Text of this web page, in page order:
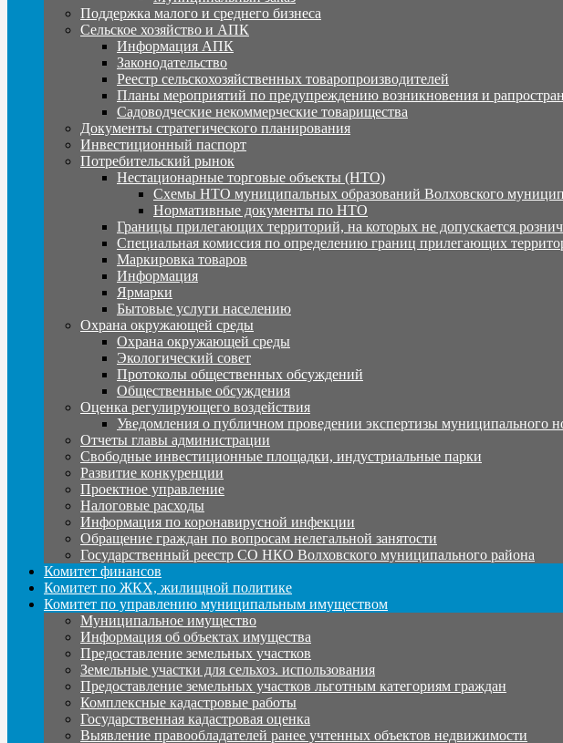
Поддержка малого и среднего бизнеса
Сельское хозяйство и АПК
Информация АПК
Законодательство
Реестр сельскохозяйственных товаропроизводителей
Планы мероприятий по предупреждению возникновения и
Садоводческие некоммерческие товарищества
Документы стратегического планирования
Инвестиционный паспорт
Потребительский рынок
Нестационарные торговые объекты (НТО)
Схемы НТО муниципальных образований Волховского
Нормативные документы по НТО
Границы прилегающих территорий, на которых не допускается
Специальная комиссия по определению границ прилегающих
Маркировка товаров
Информация
Ярмарки
Бытовые услуги населению
Охрана окружающей среды
Охрана окружающей среды
Экологический совет
Протоколы общественных обсуждений
Общественные обсуждения
Оценка регулирующего воздействия
Уведомления о публичном проведении экспертизы муниципального
Отчеты главы администрации
Свободные инвестиционные площадки, индустриальные парки
Развитие конкуренции
Проектное управление
Налоговые расходы
Информация по коронавирусной инфекции
Обращение граждан по вопросам нелегальной занятости
Государственный реестр СО НКО Волховского муниципального района
Комитет финансов
Комитет по ЖКХ, жилищной политике
Комитет по управлению муниципальным имуществом
Муниципальное имущество
Информация об объектах имущества
Предоставление земельных участков
Земельные участки для сельхоз. использования
Предоставление земельных участков льготным категориям граждан
Комплексные кадастровые работы
Государственная кадастровая оценка
Выявление правообладателей ранее учтенных объектов недвижимости